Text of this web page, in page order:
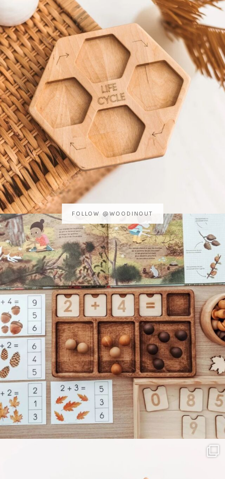
FOLLOW @WOODINOUT